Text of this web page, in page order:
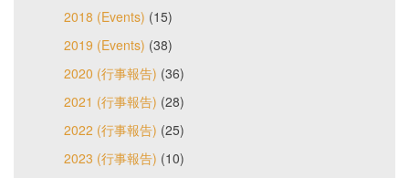
2018 (Events) (15)
2019 (Events) (38)
2020 (行事報告) (36)
2021 (行事報告) (28)
2022 (行事報告) (25)
2023 (行事報告) (10)